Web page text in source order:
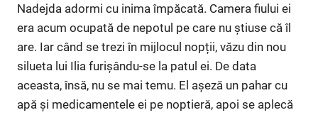
Nadejda adormi cu inima împăcată. Camera fiului ei
era acum ocupată de nepotul pe care nu știuse că îl
are. Iar când se trezi în mijlocul nopții, văzu din nou
silueta lui Ilia furișându-se la patul ei. De data
aceasta, însă, nu se mai temu. El așeză un pahar cu
apă și medicamentele ei pe noptieră, apoi se aplecă